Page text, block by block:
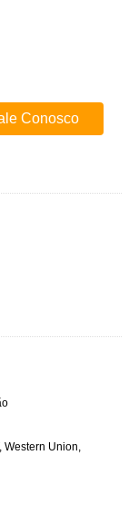
Conosco
Western Union,